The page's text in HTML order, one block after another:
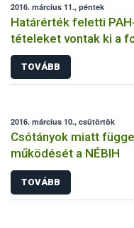
2016. március 11., péntek
Határérték feletti
tételeket vontak ki a
TOVÁBB
2016. március 10., csütörtök
Csótányok miatt
működését a NÉBIH
TOVÁBB